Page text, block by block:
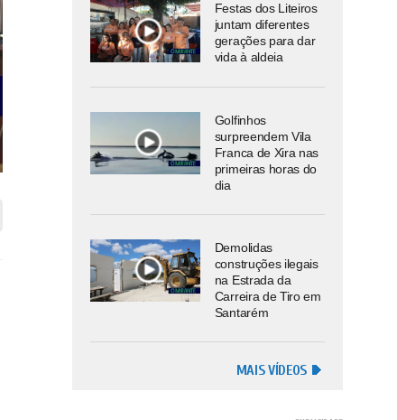
Festas dos Liteiros
juntam diferentes
gerações para dar
vida à aldeia
Golfinhos
surpreendem Vila
Franca de Xira nas
primeiras horas do
dia
Demolidas
construções ilegais
na Estrada da
Carreira de Tiro em
Santarém
MAIS VÍDEOS